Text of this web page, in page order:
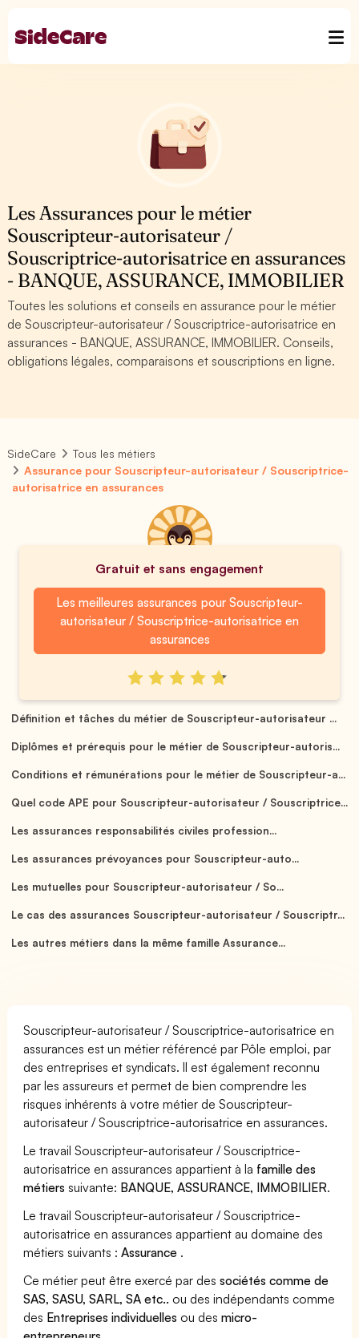
Les Assurances pour le métier
Souscripteur-autorisateur /
Souscriptrice-autorisatrice en assurances
- BANQUE, ASSURANCE, IMMOBILIER
Toutes les solutions et conseils en assurance pour le métier
de Souscripteur-autorisateur / Souscriptrice-autorisatrice en
assurances - BANQUE, ASSURANCE, IMMOBILIER. Conseils,
obligations légales, comparaisons et souscriptions en ligne.
SideCare
Tous les métiers
Assurance pour Souscripteur-autorisateur / Souscriptrice-
autorisatrice en assurances
Gratuit et sans engagement
Les meilleures assurances pour Souscripteur-
autorisateur / Souscriptrice-autorisatrice en
assurances
Définition et tâches du métier de Souscripteur-autorisateur ...
Diplômes et prérequis pour le métier de Souscripteur-autoris...
Conditions et rémunérations pour le métier de Souscripteur-a...
Quel code APE pour Souscripteur-autorisateur / Souscriptrice...
Les assurances responsabilités civiles profession...
Les assurances prévoyances pour Souscripteur-auto...
Les mutuelles pour Souscripteur-autorisateur / So...
Le cas des assurances Souscripteur-autorisateur / Souscriptr...
Les autres métiers dans la même famille Assurance...
Souscripteur-autorisateur / Souscriptrice-autorisatrice en
assurances est un métier référencé par Pôle emploi, par
des entreprises et syndicats. Il est également reconnu
par les assureurs et permet de bien comprendre les
risques inhérents à votre métier de Souscripteur-
autorisateur / Souscriptrice-autorisatrice en assurances.
Le travail Souscripteur-autorisateur / Souscriptrice-
autorisatrice en assurances appartient à la famille des
métiers suivante: BANQUE, ASSURANCE, IMMOBILIER.
Le travail Souscripteur-autorisateur / Souscriptrice-
autorisatrice en assurances appartient au domaine des
métiers suivants :Assurance .
Ce métier peut être exercé par dessociétés comme de
SAS, SASU, SARL, SA etc.. ou des indépendants comme
des Entreprises individuelles ou desmicro-